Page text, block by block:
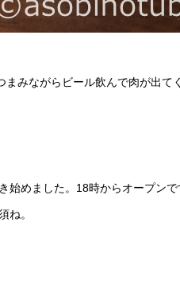
まみながらビール飲んで肉が出て
始めました。18時からオープン
ね。